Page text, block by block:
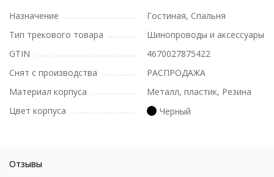
Назначение
Гостиная, Спальня
Тип трекового товара
Шинопроводы и аксессуары
GTIN
4670027875422
Снят с производства
РАСПРОДАЖА
Материал корпуса
Металл, пластик, Резина
Цвет корпуса
Черный
Отзывы